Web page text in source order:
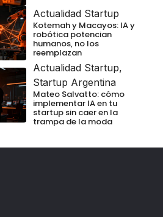
Actualidad Startup
Kotemah y Macayos: IA y
robótica potencian
humanos, no los
reemplazan
Actualidad Startup,
Startup Argentina
Mateo Salvatto: cómo
implementar IA en tu
startup sin caer en la
trampa de la moda